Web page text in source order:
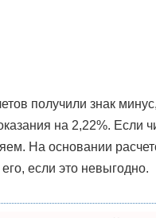
получили знак
на 2,22%. Если
На основании
если это невыгодно.